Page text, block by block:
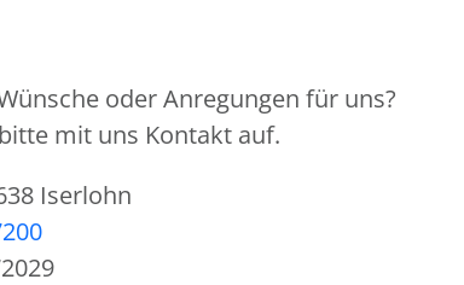
oder Anregungen für uns?
mit uns Kontakt auf.
Iserlohn